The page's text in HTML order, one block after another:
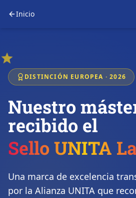
Inicio
DISTINCIÓN EUROPEA · 2026
Nuestro
recibido el
Sello UNITA
Una marca de excelencia
por la Alianza UNITA que